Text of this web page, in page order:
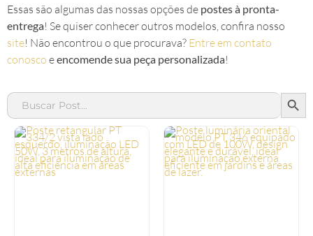
Essas são algumas das nossas opções de postes à pronta-
entrega! Se quiser conhecer outros modelos, confira nosso
site! Não encontrou o que procurava? Entre em contato
conosco eencomende sua peça personalizada!
Search
for: